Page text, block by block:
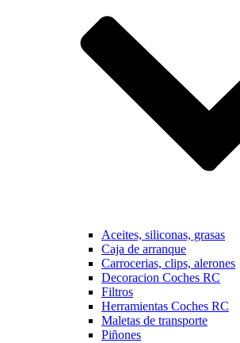
Aceites, siliconas, grasas
Caja de arranque
Carrocerias, clips, alerones
Decoracion Coches RC
Filtros
Herramientas Coches RC
Maletas de transporte
Piñones